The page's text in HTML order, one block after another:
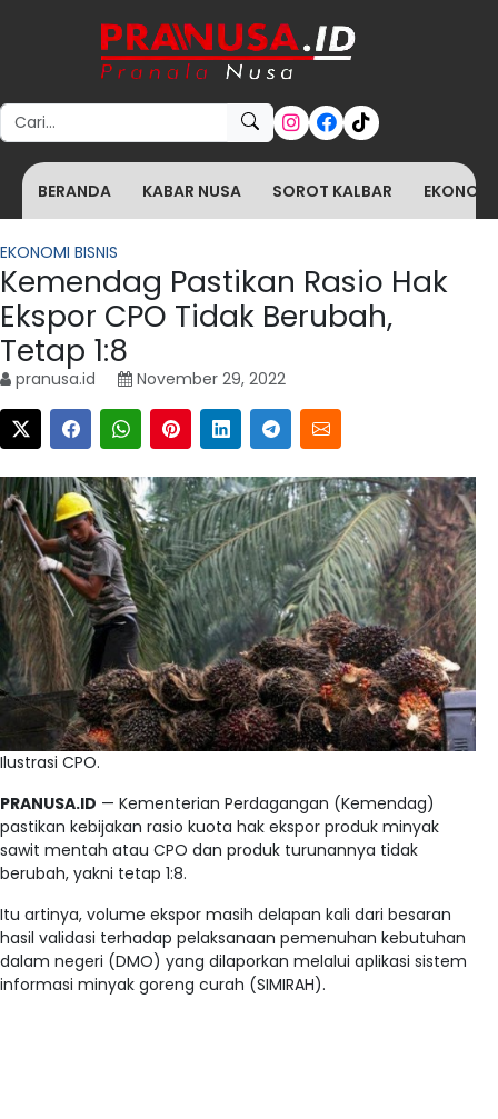
Search for:
BERANDA KABAR NUSA SOROT KALBAR
EKONOMI BISNIS
Kemendag Pastikan Rasio Hak
Ekspor CPO Tidak Berubah,
Tetap 1:8
pranusa.id November 29, 2022
Ilustrasi CPO.
PRANUSA.ID — Kementerian Perdagangan (Kemendag)
pastikan kebijakan rasio kuota hak ekspor produk minyak
sawit mentah atau CPO dan produk turunannya tidak
berubah, yakni tetap 1:8.
Itu artinya, volume ekspor masih delapan kali dari besaran
hasil validasi terhadap pelaksanaan pemenuhan kebutuhan
dalam negeri (DMO) yang dilaporkan melalui aplikasi sistem
informasi minyak goreng curah (SIMIRAH).